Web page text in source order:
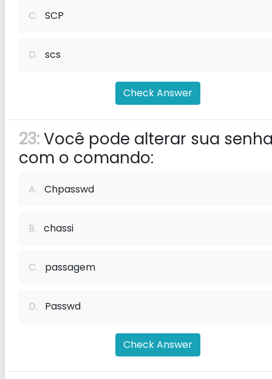
C. SCP
D. scs
Check Answer
23:Você pode alterar sua
com o comando:
A. Chpasswd
B. chassi
C. passagem
D. Passwd
Check Answer